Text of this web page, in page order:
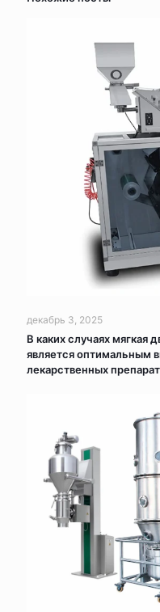
декабрь 3, 2025
В каких случаях мягкая
является оптимальным
лекарственных